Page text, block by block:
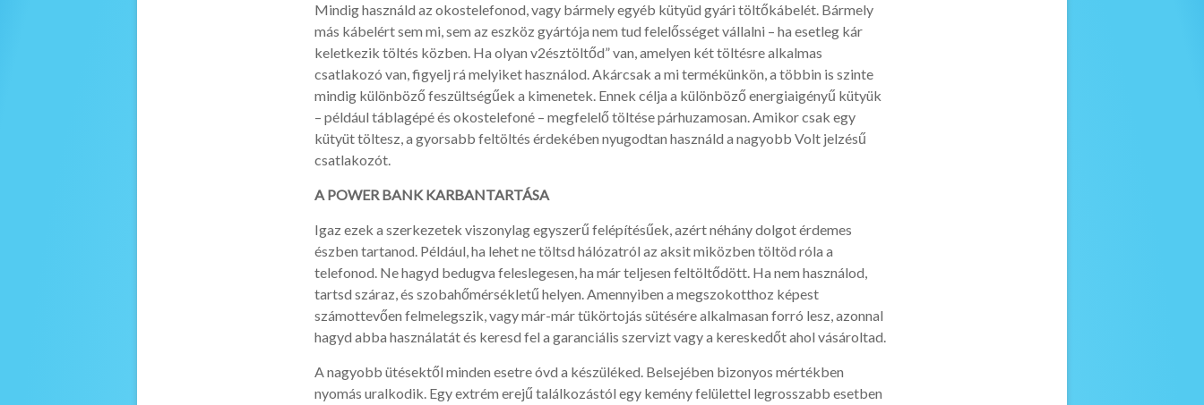
Mindig használd az okostelefonod, vagy bármely egyéb kütyüd gyári töltőkábelét. Bármely
más kábelért sem mi, sem az eszköz gyártója nem tud felelősséget vállalni – ha esetleg kár
keletkezik töltés közben. Ha olyan v2észtöltőd” van, amelyen két töltésre alkalmas
csatlakozó van, figyelj rá melyiket használod. Akárcsak a mi termékünkön, a többin is szinte
mindig különböző feszültségűek a kimenetek. Ennek célja a különböző energiaigényű kütyük
– például táblagépé és okostelefoné – megfelelő töltése párhuzamosan. Amikor csak egy
kütyüt töltesz, a gyorsabb feltöltés érdekében nyugodtan használd a nagyobb Volt jelzésű
csatlakozót.
A POWER BANK KARBANTARTÁSA
Igaz ezek a szerkezetek viszonylag egyszerű felépítésűek, azért néhány dolgot érdemes
észben tartanod. Például, ha lehet ne töltsd hálózatról az aksit miközben töltöd róla a
telefonod. Ne hagyd bedugva feleslegesen, ha már teljesen feltöltődött. Ha nem használod,
tartsd száraz, és szobahőmérsékletű helyen. Amennyiben a megszokotthoz képest
számottevően felmelegszik, vagy már-már tükörtojás sütésére alkalmasan forró lesz, azonnal
hagyd abba használatát és keresd fel a garanciális szervizt vagy a kereskedőt ahol vásároltad.
A nagyobb ütésektől minden esetre óvd a készüléked. Belsejében bizonyos mértékben
nyomás uralkodik. Egy extrém erejű találkozástól egy kemény felülettel legrosszabb esetben